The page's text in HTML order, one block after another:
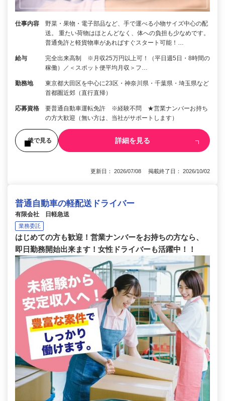
仕事内容
野菜・果物・電子部品など、手で運べる小物サイズ中心の配
送。 重たい荷物はほとんどなく、体への負担も少なめです。
普通免許と軽貨物車があればすぐスタート可能！…
給与
完全出来高制 ※月収25万円以上可！（平日週5日・8時間の
稼働）／＜スポット便平均月収＞フ…
勤務地
東京都大田区を中心に23区・神奈川県・千葉県・埼玉県など
首都圏近郊（直行直帰）
応募資格
要普通自動車運転免許 ※経験不問 ★営業ナンバーお持ち
の方大歓迎（無い方は、当社がサポートします）
後で見る 詳細を見る
更新日： 2026/07/08 掲載終了日： 2026/10/02
普通自動車の軽配送ドライバー
有限会社 日軽急送
業務委託
はじめての方も歓迎！営業ナンバーをお持ちの方なら、
即日勤務開始出来ます！女性ドライバーも活躍中！！